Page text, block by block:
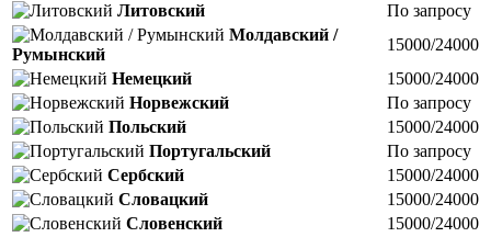
Литовский
По запросу
Молдавский /
Румынский
15000/24000
Немецкий
15000/24000
Норвежский
По запросу
Польский
15000/24000
Португальский
По запросу
Сербский
15000/24000
Словацкий
15000/24000
Словенский
15000/24000